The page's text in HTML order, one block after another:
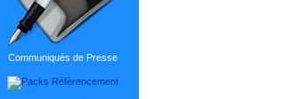
Communiqués de Presse